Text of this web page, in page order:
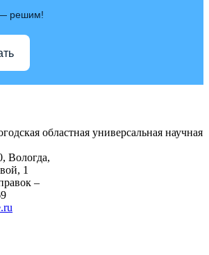
решим!
областная универсальная научная
Вологда,
1
–